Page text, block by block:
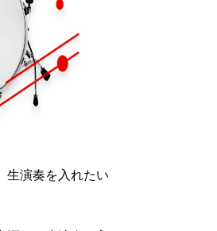
生演奏を入れたい